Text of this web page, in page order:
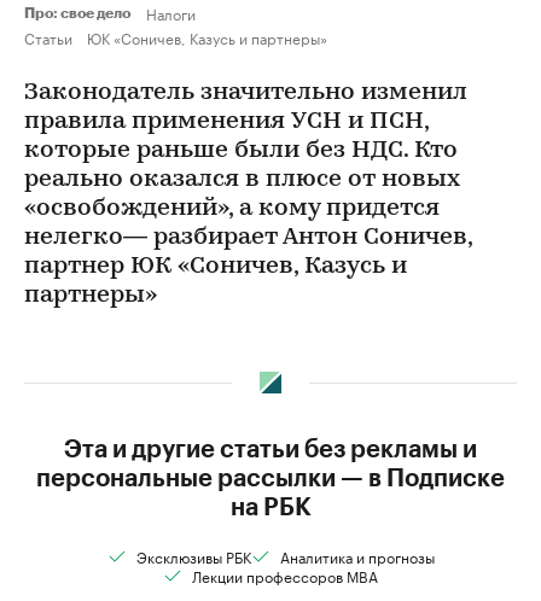
Про: свое дело
Налоги
Статьи
ЮК «Соничев, Казусь и партнеры»
Законодатель значительно изменил
правила применения УСН и ПСН,
которые раньше были без НДС. Кто
реально оказался в плюсе от новых
«освобождений», а кому придется
нелегко— разбирает Антон Соничев,
партнер ЮК «Соничев, Казусь и
партнеры»
Эта и другие статьи без рекламы и
персональные рассылки — в Подписке
на РБК
Эксклюзивы РБК
Аналитика и прогнозы
Лекции профессоров MBA